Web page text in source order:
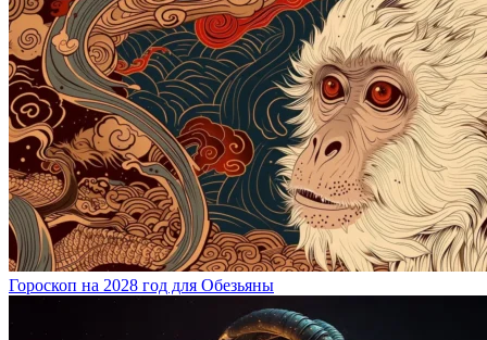
Гороскоп на 2028 год для Обезьяны